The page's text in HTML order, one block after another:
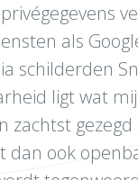
als
schilderden
ligt wat
zachtst
dan ook